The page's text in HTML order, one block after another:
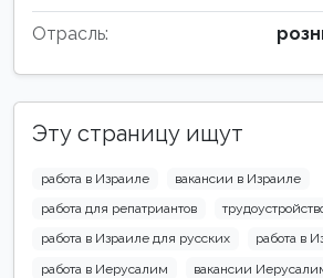
Отрасль:
Эту страницу ищут
работа в Израиле
вакансии в Израиле
работа для репатриантов
работа в Израиле для русских
работа в
работа в Иерусалим
вакансии